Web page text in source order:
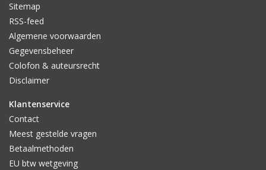
Sitemap
RSS-feed
Algemene voorwaarden
Gegevensbeheer
Colofon & auteursrecht
Disclaimer
Klantenservice
Contact
Meest gestelde vragen
Betaalmethoden
EU btw wetgeving